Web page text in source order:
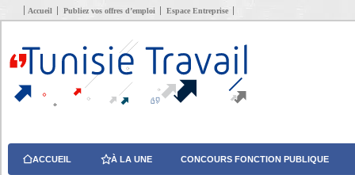
Accueil Publiez vos offres d’emploi Espace Entreprise
ACCUEIL À LA UNE CONCOURS FONCTION PUBLIQUE